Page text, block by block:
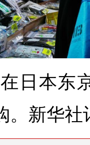
日本东
。新华社